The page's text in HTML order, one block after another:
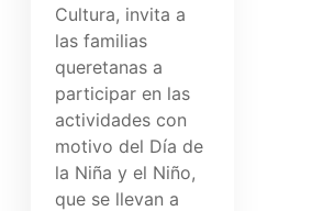
Cultura, invita a
las familias
queretanas a
participar en las
actividades con
motivo del Día de
la Niña y el Niño,
que se llevan a